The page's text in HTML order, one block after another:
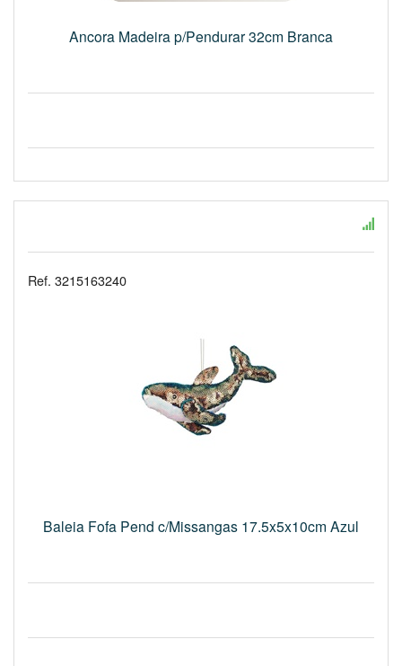
Ancora Madeira p/Pendurar 32cm Branca
Ref. 3215163240
Baleia Fofa Pend c/Missangas 17.5x5x10cm Azul